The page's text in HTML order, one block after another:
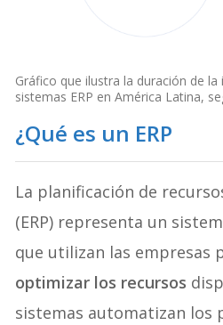
Gráfico que ilustra la duración de
sistemas ERP en América Latina,
¿Qué es un ERP
La planificación de
(ERP) representa un
que utilizan las empresas
optimizar los recursos
sistemas automatizan los